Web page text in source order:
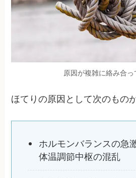
原因が複雑に絡み合っ
ほてりの原因として次のもの
ホルモンバランスの急
体温調節中枢の混乱